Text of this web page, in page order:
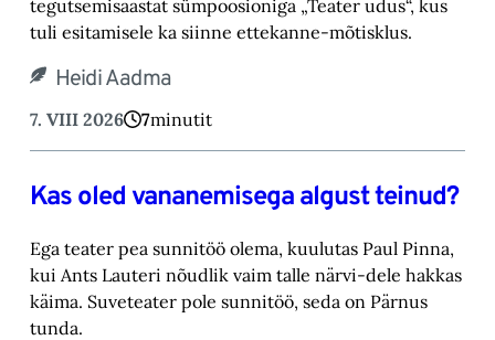
tegutsemisaastat sümpoosioniga „Teater ‎udus“, kus
tuli esitamisele ka siinne ettekanne-mõtisklus.‎
Heidi Aadma
7. VIII 2026 7minutit
Kas oled vananemisega algust teinud?
Ega teater pea sunnitöö olema, kuulutas Paul Pinna,
kui Ants Lauteri nõudlik vaim talle närvi-‎dele hakkas
käima. Suveteater pole sunnitöö, seda on Pärnus
tunda.‎